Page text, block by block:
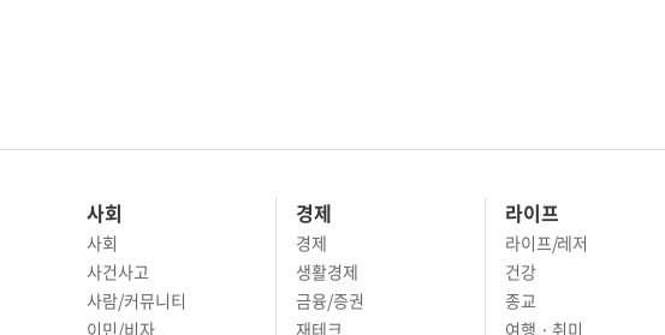
사회
사회
사건사고
경제
경제
생활경제
라이프
라이프/레저
건강